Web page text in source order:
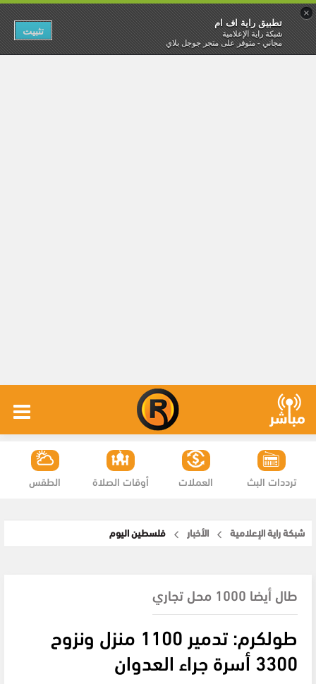
×
تطبيق راية اف ام
شبكة راية الإعلامية
مجاني - متوفر على متجر جوجل بلاي
تثبيت
الطقس أوقات الصلاة العملات ترددات البث
شبكة راية الإعلامية الأخبار فلسطين اليوم
طال أيضا 1000 محل تجاري
طولكرم: تدمير 1100 منزل ونزوح
3300 أسرة جراء العدوان